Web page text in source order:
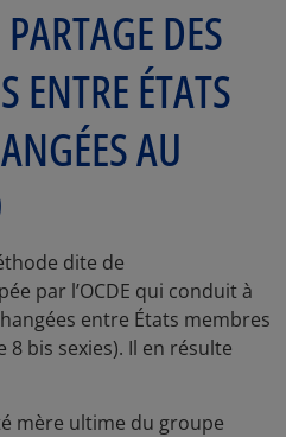
DES
ÉTATS
AU
dite de
par l’OCDE qui conduit à
entre États membres
bis sexies). Il en résulte
mère ultime du groupe